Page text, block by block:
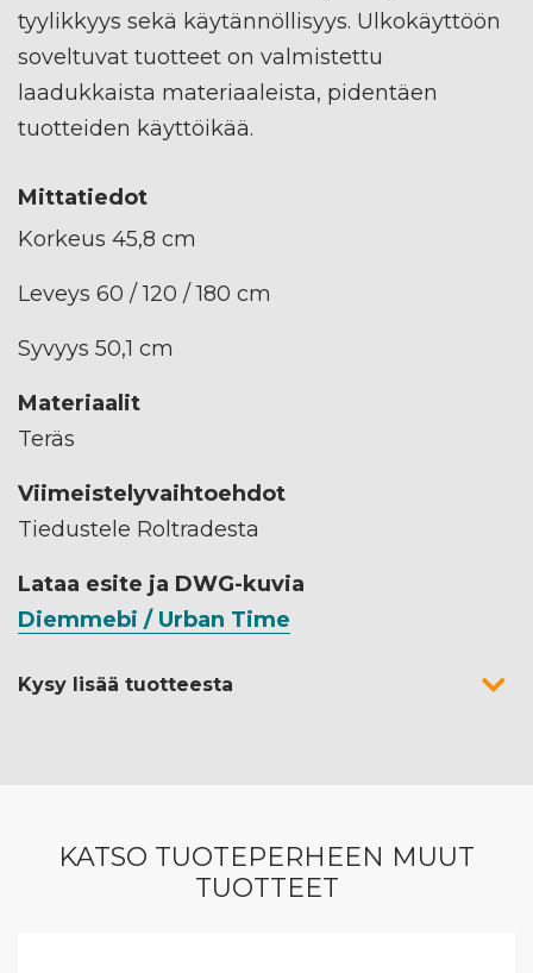
tyylikkyys sekä käytännöllisyys. Ulkokäyttöön
soveltuvat tuotteet on valmistettu
laadukkaista materiaaleista, pidentäen
tuotteiden käyttöikää.
Mittatiedot
Korkeus 45,8 cm
Leveys 60 / 120 / 180 cm
Syvyys 50,1 cm
Materiaalit
Teräs
Viimeistelyvaihtoehdot
Tiedustele Roltradesta
Lataa esite ja DWG-kuvia
Diemmebi / Urban Time
Kysy lisää tuotteesta
KATSO TUOTEPERHEEN MUUT
TUOTTEET